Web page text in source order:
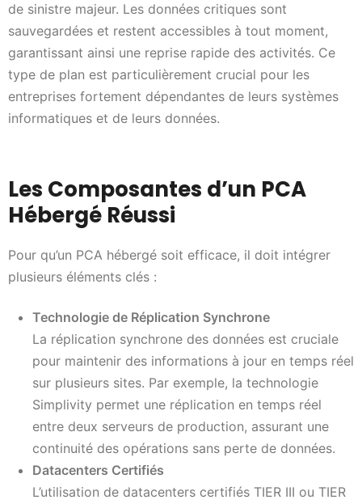
de sinistre majeur. Les données critiques sont
sauvegardées et restent accessibles à tout moment,
garantissant ainsi une reprise rapide des activités. Ce
type de plan est particulièrement crucial pour les
entreprises fortement dépendantes de leurs systèmes
informatiques et de leurs données.
Les Composantes d’un PCA
Hébergé Réussi
Pour qu’un PCA hébergé soit efficace, il doit intégrer
plusieurs éléments clés :
Technologie de Réplication Synchrone
La réplication synchrone des données est cruciale
pour maintenir des informations à jour en temps réel
sur plusieurs sites. Par exemple, la technologie
Simplivity permet une réplication en temps réel
entre deux serveurs de production, assurant une
continuité des opérations sans perte de données.
Datacenters Certifiés
L’utilisation de datacenters certifiés TIER III ou TIER